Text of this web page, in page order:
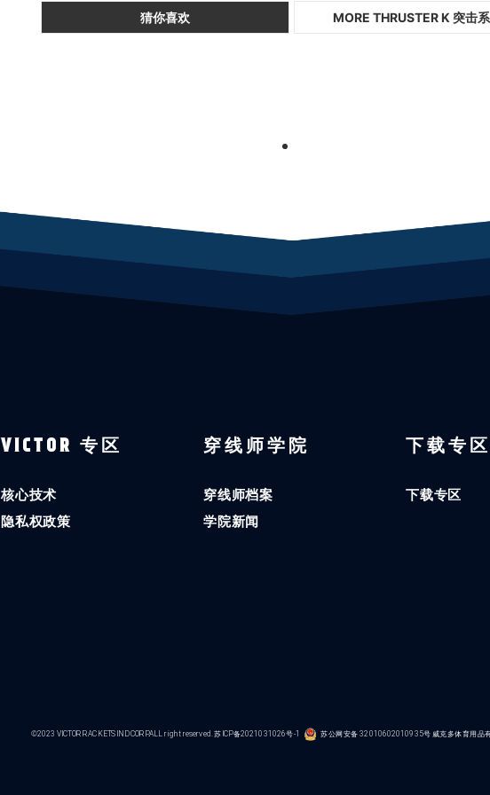
猜你喜欢 MORE THRUSTER K 突击
1
VICTOR 专区
核心技术
隐私权政策
穿线师学院
穿线师档案
学院新闻
下载专区
下载专区
©2023 VICTOR RACKETS IND CORP.ALL right reserved.苏ICP备2021031026号-1 苏公网安备 32010602010935号 威克多体育用